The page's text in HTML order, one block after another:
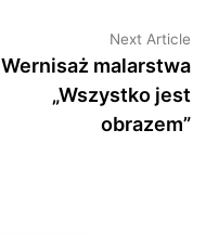
Next Article
Wernisaż malarstwa
„Wszystko jest
obrazem”